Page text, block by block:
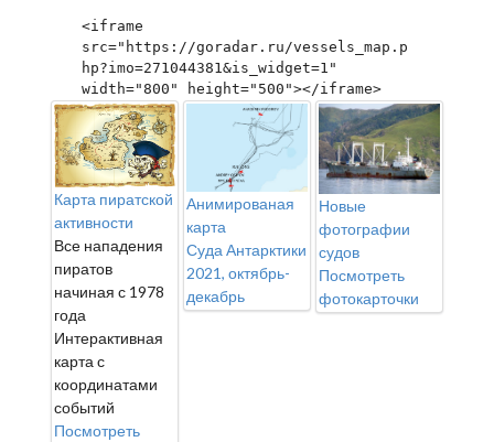
<iframe
src="https://goradar.ru/vessels_map.p
hp?imo=271044381&is_widget=1"
width="800" height="500"></iframe>
Карта пиратской
активности
Все нападения
пиратов
начиная с 1978
года
Интерактивная
карта с
координатами
событий
Посмотреть
Анимированая
карта
Суда Антарктики
2021, октябрь-
декабрь
Новые
фотографии
судов
Посмотреть
фотокарточки